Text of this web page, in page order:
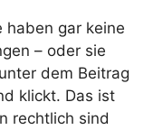
haben gar keine
– oder sie
dem Beitrag
klickt. Das ist
rechtlich sind